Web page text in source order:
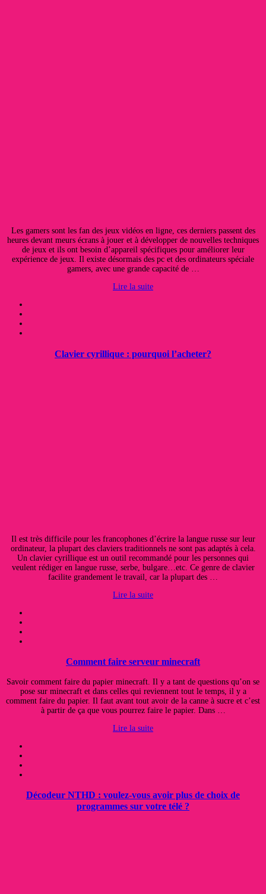
Les gamers sont les fan des jeux vidéos en ligne, ces derniers passent des
heures devant meurs écrans à jouer et à développer de nouvelles techniques
de jeux et ils ont besoin d’appareil spécifiques pour améliorer leur
expérience de jeux. Il existe désormais des pc et des ordinateurs spéciale
gamers, avec une grande capacité de …
Lire la suite
Clavier cyrillique : pourquoi l’acheter?
Il est très difficile pour les francophones d’écrire la langue russe sur leur
ordinateur, la plupart des claviers traditionnels ne sont pas adaptés à cela.
Un clavier cyrillique est un outil recommandé pour les personnes qui
veulent rédiger en langue russe, serbe, bulgare…etc. Ce genre de clavier
facilite grandement le travail, car la plupart des …
Lire la suite
Comment faire serveur minecraft
Savoir comment faire du papier minecraft. Il y a tant de questions qu’on se
pose sur minecraft et dans celles qui reviennent tout le temps, il y a
comment faire du papier. Il faut avant tout avoir de la canne à sucre et c’est
à partir de ça que vous pourrez faire le papier. Dans …
Lire la suite
Décodeur NTHD : voulez-vous avoir plus de choix de
programmes sur votre télé ?